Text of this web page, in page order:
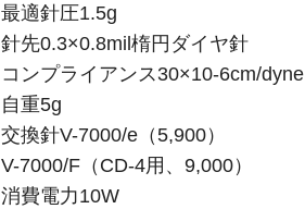
最適針圧1.5g
針先0.3×0.8mil楕円ダイヤ針
コンプライアンス30×10-6cm/dyne
自重5g
交換針V-7000/e（5,900）
V-7000/F（CD-4用、9,000）
消費電力10W